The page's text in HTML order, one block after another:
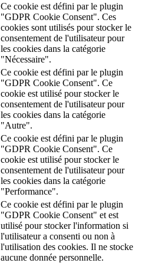
Ce cookie est défini par le plugin
"GDPR Cookie Consent". Ces
cookies sont utilisés pour stocker le
consentement de l'utilisateur pour
les cookies dans la catégorie
"Nécessaire".
Ce cookie est défini par le plugin
"GDPR Cookie Consent". Ce
cookie est utilisé pour stocker le
consentement de l'utilisateur pour
les cookies dans la catégorie
"Autre".
Ce cookie est défini par le plugin
"GDPR Cookie Consent". Ce
cookie est utilisé pour stocker le
consentement de l'utilisateur pour
les cookies dans la catégorie
"Performance".
Ce cookie est défini par le plugin
"GDPR Cookie Consent" et est
utilisé pour stocker l'information si
l'utilisateur a consenti ou non à
l'utilisation des cookies. Il ne stocke
aucune donnée personnelle.